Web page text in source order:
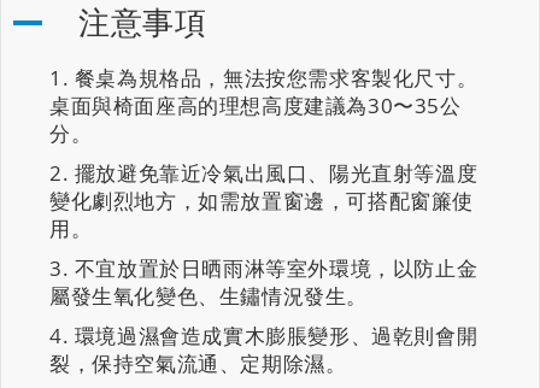
注意事項
餐桌為規格品，無法按您需求客製化尺寸。
桌面與椅面座高的理想高度建議為30〜35公
分。
擺放避免靠近冷氣出風口、陽光直射等溫度
變化劇烈地方，如需放置窗邊，可搭配窗簾使
用。
不宜放置於日晒雨淋等室外環境，以防止金
屬發生氧化變色、生鏽情況發生。
環境過濕會造成實木膨脹變形、過乾則會開
裂，保持空氣流通、定期除濕。